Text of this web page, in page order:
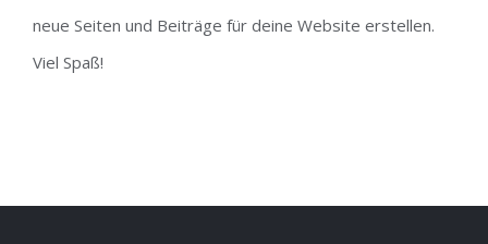
neue Seiten und Beiträge für deine Website erstellen.
Viel Spaß!